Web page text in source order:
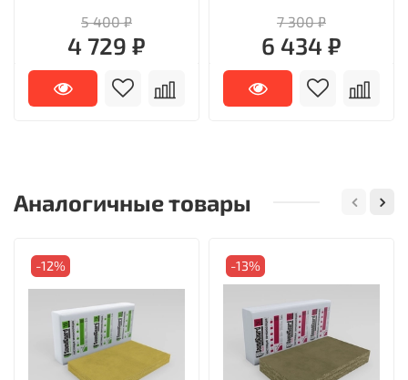
5 400 ₽
4 729 ₽
7 300 ₽
6 434 ₽
Аналогичные товары
-12% -13%